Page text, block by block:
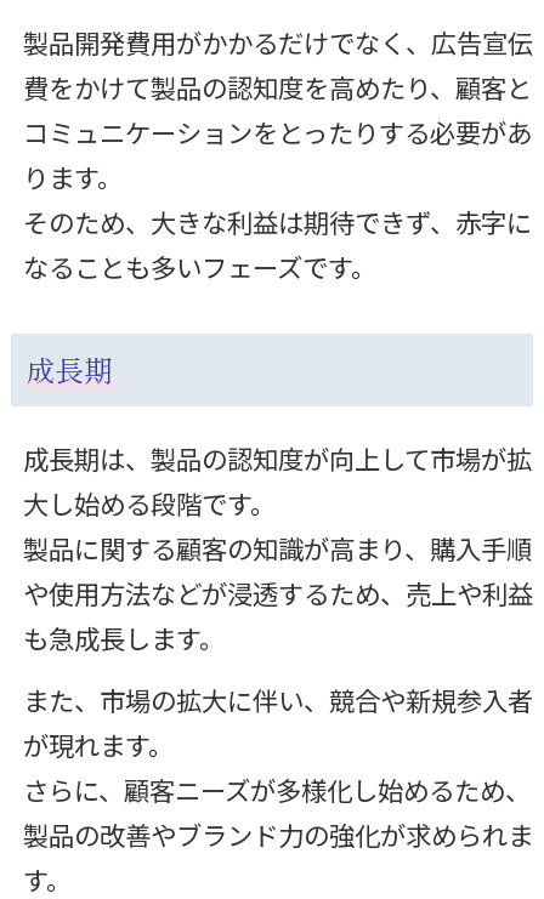
製品開発費用がかかるだけでなく、広告宣伝
費をかけて製品の認知度を高めたり、顧客と
コミュニケーションをとったりする必要があ
ります。
そのため、大きな利益は期待できず、赤字に
なることも多いフェーズです。
成長期
成長期は、製品の認知度が向上して市場が拡
大し始める段階です。
製品に関する顧客の知識が高まり、購入手順
や使用方法などが浸透するため、売上や利益
も急成長します。
また、市場の拡大に伴い、競合や新規参入者
が現れます。
さらに、顧客ニーズが多様化し始めるため、
製品の改善やブランド力の強化が求められま
す。